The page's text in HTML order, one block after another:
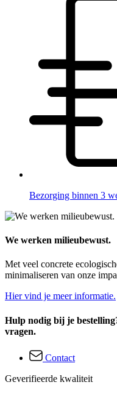
Bezorging binnen 3
We werken milieubewust.
Met veel concrete
minimaliseren van onze
Hier vind je meer informatie.
Hulp nodig bij je
vragen.
Contact
Geverifieerde kwaliteit